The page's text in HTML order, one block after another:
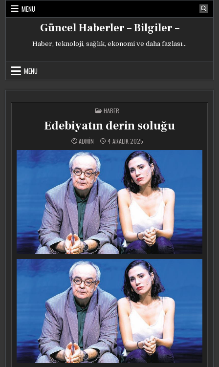
Skip
MENU
Güncel Haberler – Bilgiler –
Haber, teknoloji, sağlık, ekonomi ve daha fazlası…
MENU
POSTED
IN
HABER
Edebiyatın derin soluğu
ADMIN 4 ARALIK 2025